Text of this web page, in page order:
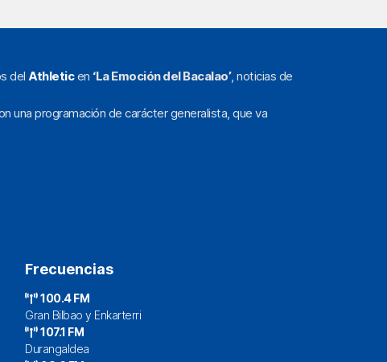
del Athleticen ‘La Emoción del Bacalao’, noticias de
una programación de carácter generalista, que va
Frecuencias
100.4 FM
Gran Bilbao y Enkarterri
107.1 FM
Durangaldea